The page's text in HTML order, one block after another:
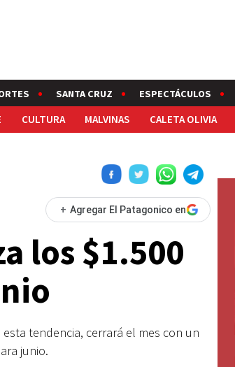
SANTA CRUZ ESPECTÁCULOS
CULTURA MALVINAS CALETA OLIVIA
+ Agregar El Patagonico en
los $1.500
tendencia, cerrará el mes con un
junio.